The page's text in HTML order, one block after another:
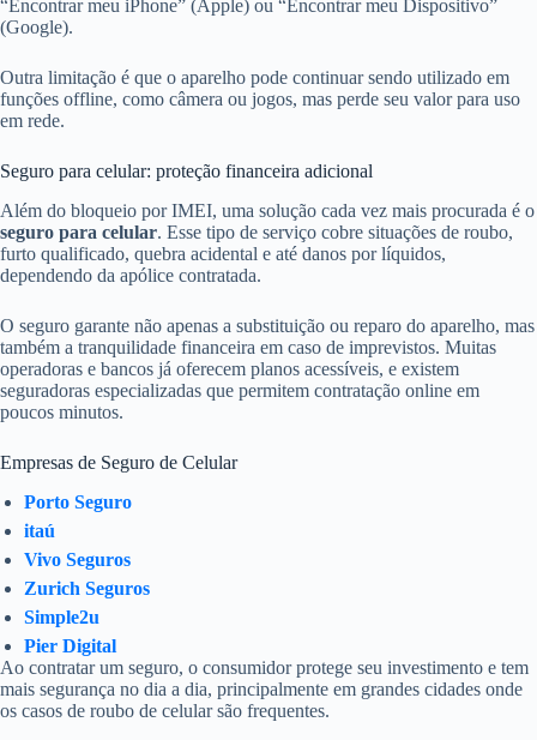
“Encontrar meu iPhone” (Apple) ou “Encontrar meu Dispositivo”
(Google).
Outra limitação é que o aparelho pode continuar sendo utilizado em
funções offline, como câmera ou jogos, mas perde seu valor para uso
em rede.
Seguro para celular: proteção financeira adicional
Além do bloqueio por IMEI, uma solução cada vez mais procurada é o
seguro para celular. Esse tipo de serviço cobre situações de roubo,
furto qualificado, quebra acidental e até danos por líquidos,
dependendo da apólice contratada.
O seguro garante não apenas a substituição ou reparo do aparelho, mas
também a tranquilidade financeira em caso de imprevistos. Muitas
operadoras e bancos já oferecem planos acessíveis, e existem
seguradoras especializadas que permitem contratação online em
poucos minutos.
Empresas de Seguro de Celular
Porto Seguro
itaú
Vivo Seguros
Zurich Seguros
Simple2u
Pier Digital
Ao contratar um seguro, o consumidor protege seu investimento e tem
mais segurança no dia a dia, principalmente em grandes cidades onde
os casos de roubo de celular são frequentes.